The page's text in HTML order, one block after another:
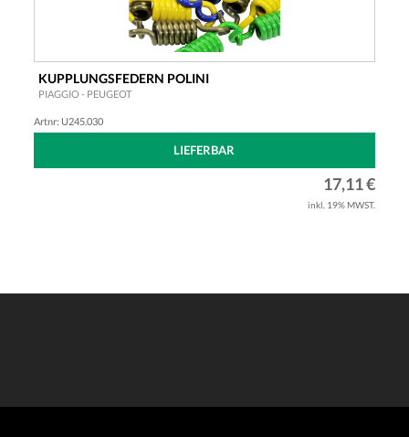
KUPPLUNGSFEDERN POLINI
PIAGGIO - PEUGEOT
Artnr: U245.030
LIEFERBAR
17,11 €
inkl. 19% MWST.